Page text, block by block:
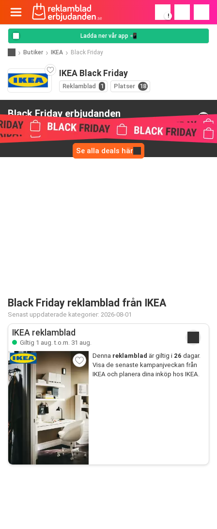
!
Ladda ner vår app 📲
Butiker IKEA Black Friday
IKEA Black Friday
Reklamblad 1 Platser 18
Black Friday erbjudanden
från IKEA
Se alla deals här
Black Friday reklamblad från IKEA
Senast uppdaterade kategorier: 2026-08-01
IKEA reklamblad
Giltig 1 aug. t.o.m. 31 aug.
Denna reklamblad är giltig i 26 dagar.
Visa de senaste kampanjveckan från
IKEA och planera dina inköp hos IKEA.